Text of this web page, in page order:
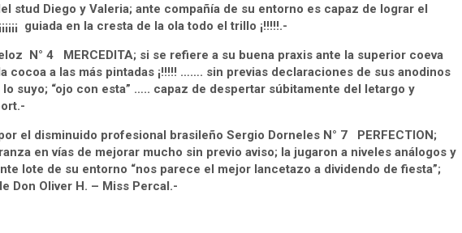
stud Diego y Valeria; ante compañía de su entorno es capaz de lograr el
guiada en la cresta de la ola todo el trillo ¡!!!!!.-
N° 4 MERCEDITA; si se refiere a su buena praxis ante la superior coeva
la cocoa a las más pintadas ¡!!!!! ……. sin previas declaraciones de sus anodinos
suyo; “ojo con esta” ….. capaz de despertar súbitamente del letargo y
el disminuido profesional brasileño Sergio Dorneles N° 7 PERFECTION;
en vías de mejorar mucho sin previo aviso; la jugaron a niveles análogos y
lote de su entorno “nos parece el mejor lancetazo a dividendo de fiesta”;
Don Oliver H. – Miss Percal.-